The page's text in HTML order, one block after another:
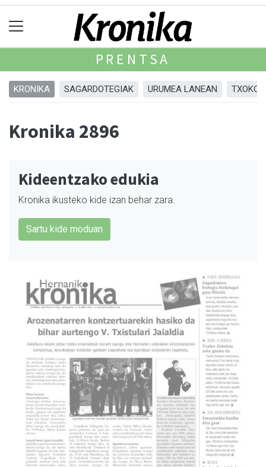
PRENTSA
KRONIKA SAGARDOTEGIAK URUMEA LANEAN
Kronika 2896
Kideentzako edukia
Kronika ikusteko kide izan behar zara.
Sartu kide moduan